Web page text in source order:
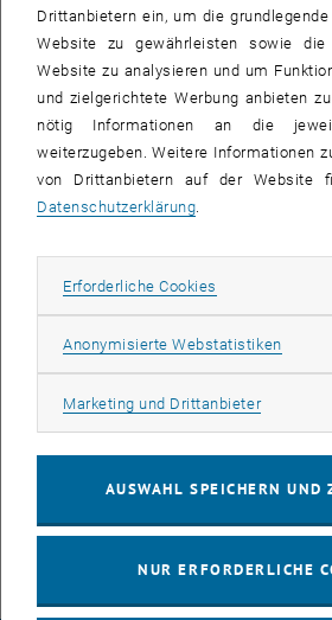
Rauter, Stv. Leiterin der Zentralen
der Zentralen Werkstätte erhielten wir
unterschiedlichsten Alters und Bauweisen
Drittanbietern ein, um die
Website zu gewährleisten sowie
Website zu analysieren und um
und zielgerichtete Werbung anbieten
nötig Informationen an die
weiterzugeben. Weitere Informationen
von Drittanbietern auf der Website
Datenschutzerklärung.
Erforderliche Cookies Erforderliche
Anonymisierte Webstatistiken
Marketing und DrittanbieterMarketing
AUSWAHL SPEICHERN UND
NUR ERFORDERLICHE